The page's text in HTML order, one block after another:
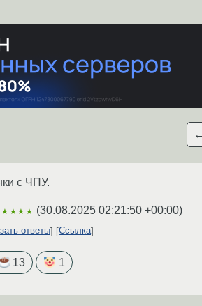
←
с ЧПУ.
★★★★ (30.08.2025 02:21:50 +00:00)
ответы Ссылка
13 1